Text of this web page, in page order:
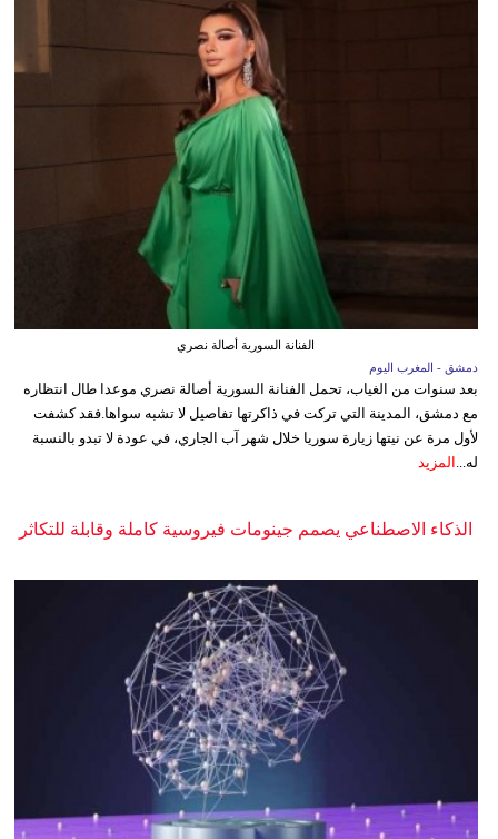
الفنانة السورية أصالة نصري
دمشق - المغرب اليوم
بعد سنوات من الغياب، تحمل الفنانة السورية أصالة نصري موعدا طال انتظاره
مع دمشق، المدينة التي تركت في ذاكرتها تفاصيل لا تشبه سواها.فقد كشفت
لأول مرة عن نيتها زيارة سوريا خلال شهر آب الجاري، في عودة لا تبدو بالنسبة
له... المزيد
الذكاء الاصطناعي يصمم جينومات فيروسية كاملة وقابلة للتكاثر